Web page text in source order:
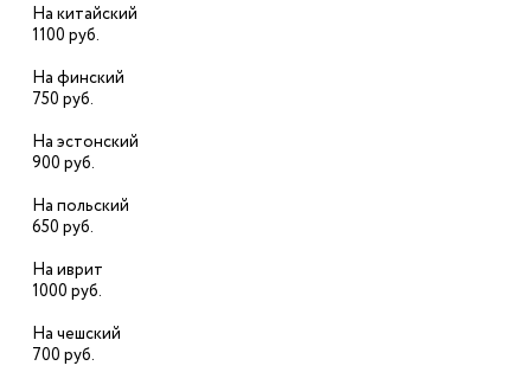
На китайский
1100 руб.
На финский
750 руб.
На эстонский
900 руб.
На польский
650 руб.
На иврит
1000 руб.
На чешский
700 руб.